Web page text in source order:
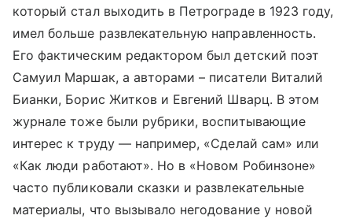
который стал выходить в Петрограде в 1923 году,
имел больше развлекательную направленность.
Его фактическим редактором был детский поэт
Самуил Маршак, а авторами – писатели Виталий
Бианки, Борис Житков и Евгений Шварц. В этом
журнале тоже были рубрики, воспитывающие
интерес к труду — например, «Сделай сам» или
«Как люди работают». Но в «Новом Робинзоне»
часто публиковали сказки и развлекательные
материалы, что вызывало негодование у новой